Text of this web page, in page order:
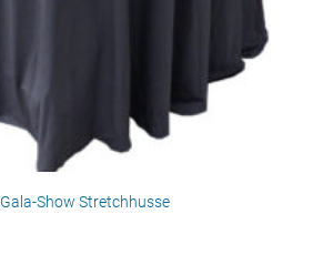
Gala-Show Stretchhusse